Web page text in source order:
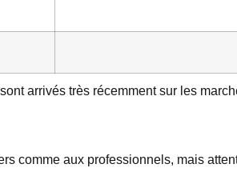
arrivés très récemment sur les
comme aux professionnels, mais